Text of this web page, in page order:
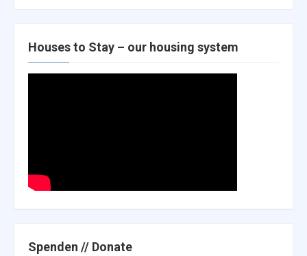
Houses to Stay – our housing system
Spenden // Donate